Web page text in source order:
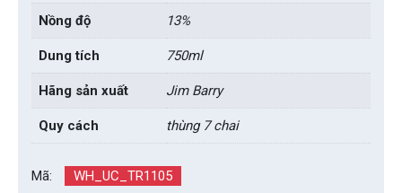
Nồng độ 13%
Dung tích 750ml
Hãng sản xuất Jim Barry
Quy cách thùng 7 chai
Mã: WH_UC_TR1105